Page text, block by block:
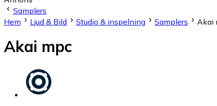
Samplers
Hem
Ljud & Bild Studio & inspelning Samplers Akai
Akai mpc